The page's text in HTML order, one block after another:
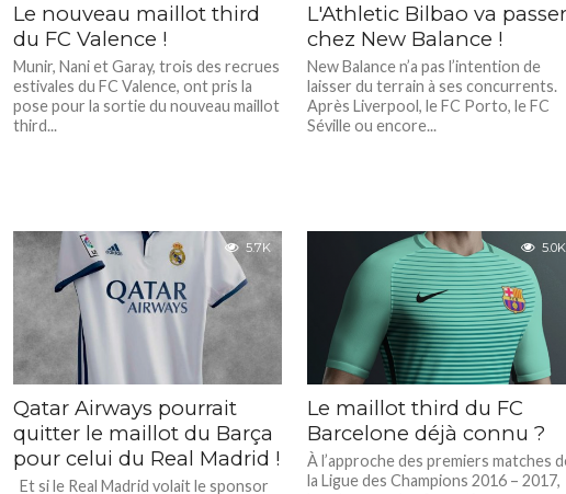
Le nouveau maillot third
du FC Valence !
Munir, Nani et Garay, trois des recrues
estivales du FC Valence, ont pris la
pose pour la sortie du nouveau maillot
third...
L'Athletic Bilbao va
chez New Balance !
New Balance n’a pas l’intention de
laisser du terrain à ses concurrents.
Après Liverpool, le FC Porto, le FC
Séville ou encore...
5.7K
Qatar Airways pourrait
quitter le maillot du Barça
pour celui du Real Madrid !
Et si le Real Madrid volait le sponsor
5.0K
Le maillot third du FC
Barcelone déjà connu ?
À l’approche des premiers matches
la Ligue des Champions 2016 – 2017,